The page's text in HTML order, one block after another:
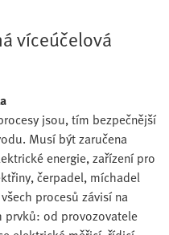
víceúčelová
jsou, tím bezpečnější
Musí být zaručena
energie, zařízení pro
čerpadel, míchadel
procesů závisí na
prvků: od provozovatele